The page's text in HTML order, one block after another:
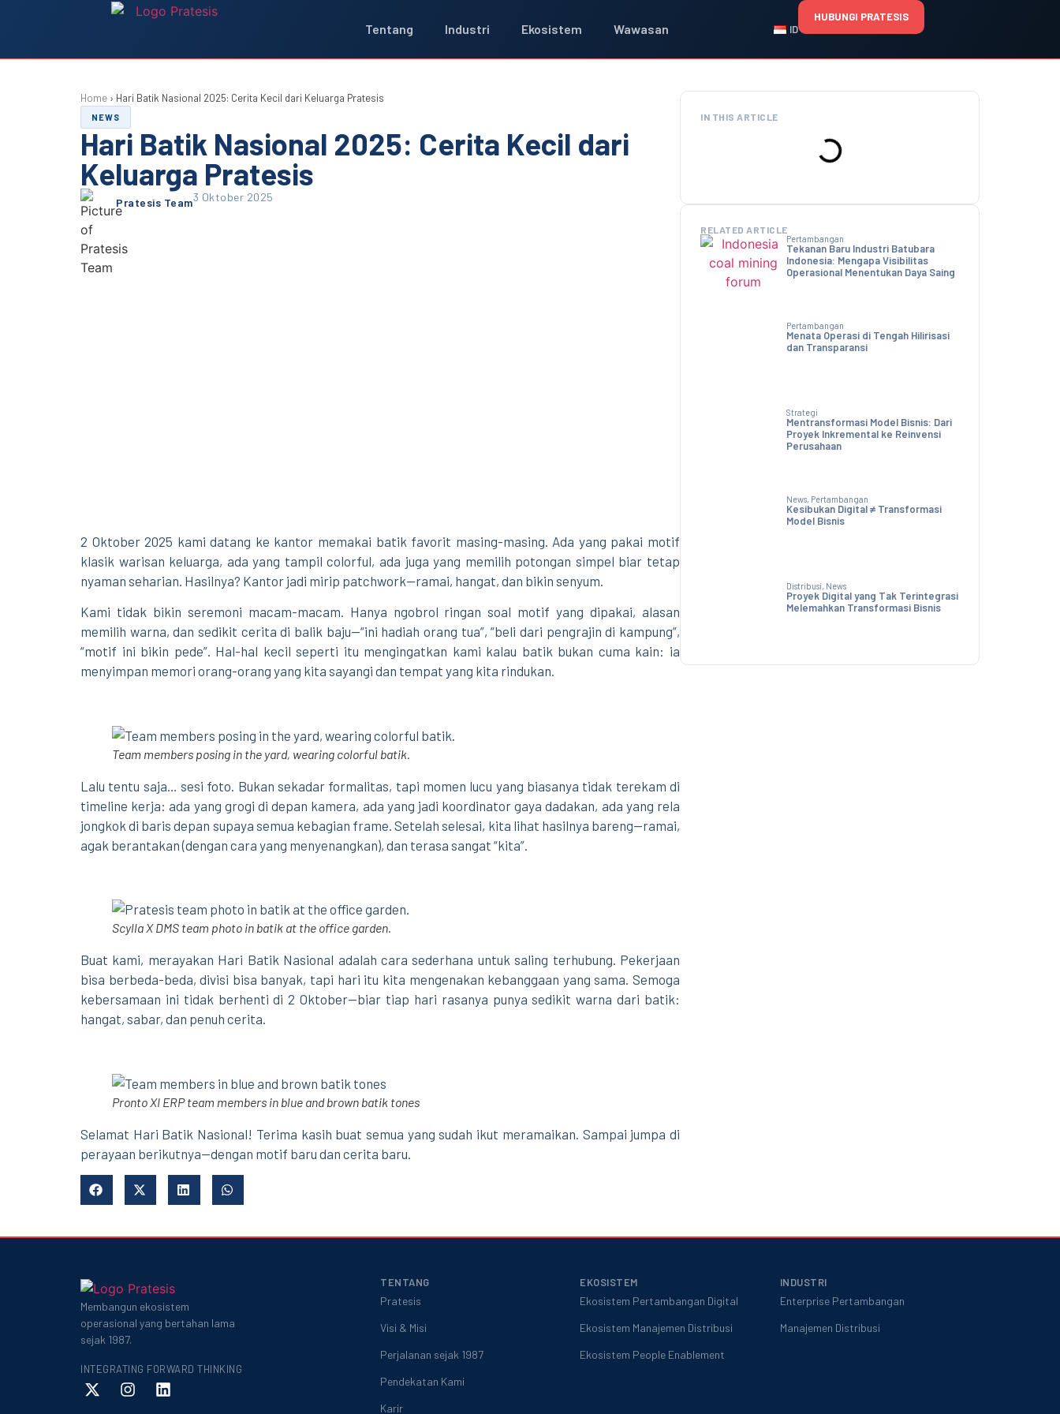
Tentang Industri Ekosistem Wawasan ID
HUBUNGI PRATESIS
Home › Hari Batik Nasional 2025: Cerita Kecil dari Keluarga Pratesis
NEWS
Hari Batik Nasional 2025: Cerita Kecil dari
Keluarga Pratesis
Pratesis Team3 Oktober 2025
2 Oktober 2025 kami datang ke kantor memakai batik favorit masing-masing. Ada yang pakai motif
klasik warisan keluarga, ada yang tampil colorful, ada juga yang memilih potongan simpel biar tetap
nyaman seharian. Hasilnya? Kantor jadi mirip patchwork—ramai, hangat, dan bikin senyum.
Kami tidak bikin seremoni macam-macam. Hanya ngobrol ringan soal motif yang dipakai, alasan
memilih warna, dan sedikit cerita di balik baju—“ini hadiah orang tua”, “beli dari pengrajin di kampung”,
“motif ini bikin pede”. Hal-hal kecil seperti itu mengingatkan kami kalau batik bukan cuma kain: ia
menyimpan memori orang-orang yang kita sayangi dan tempat yang kita rindukan.
Team members posing in the yard, wearing colorful batik.
Lalu tentu saja… sesi foto. Bukan sekadar formalitas, tapi momen lucu yang biasanya tidak terekam di
timeline kerja: ada yang grogi di depan kamera, ada yang jadi koordinator gaya dadakan, ada yang rela
jongkok di baris depan supaya semua kebagian frame. Setelah selesai, kita lihat hasilnya bareng—ramai,
agak berantakan (dengan cara yang menyenangkan), dan terasa sangat “kita”.
Scylla X DMS team photo in batik at the office garden.
Buat kami, merayakan Hari Batik Nasional adalah cara sederhana untuk saling terhubung. Pekerjaan
bisa berbeda-beda, divisi bisa banyak, tapi hari itu kita mengenakan kebanggaan yang sama. Semoga
kebersamaan ini tidak berhenti di 2 Oktober—biar tiap hari rasanya punya sedikit warna dari batik:
hangat, sabar, dan penuh cerita.
Pronto XI ERP team members in blue and brown batik tones
Selamat Hari Batik Nasional! Terima kasih buat semua yang sudah ikut meramaikan. Sampai jumpa di
perayaan berikutnya—dengan motif baru dan cerita baru.
IN THIS ARTICLE
RELATED ARTICLE
Pertambangan
Tekanan Baru Industri Batubara
Indonesia: Mengapa Visibilitas
Operasional Menentukan Daya Saing
Pertambangan
Menata Operasi di Tengah Hilirisasi
dan Transparansi
Strategi
Mentransformasi Model Bisnis: Dari
Proyek Inkremental ke Reinvensi
Perusahaan
News, Pertambangan
Kesibukan Digital ≠ Transformasi
Model Bisnis
Distribusi, News
Proyek Digital yang Tak Terintegrasi
Melemahkan Transformasi Bisnis
Membangun ekosistem
operasional yang bertahan lama
sejak 1987.
INTEGRATING FORWARD THINKING
TENTANG
Pratesis
Visi & Misi
Perjalanan sejak 1987
Pendekatan Kami
Karir
EKOSISTEM
Ekosistem Pertambangan Digital
Ekosistem Manajemen Distribusi
Ekosistem People Enablement
INDUSTRI
Enterprise Pertambangan
Manajemen Distribusi